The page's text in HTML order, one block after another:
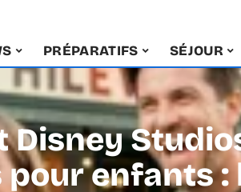
PRÉPARATIFS SÉJOUR
Disney
enfants :